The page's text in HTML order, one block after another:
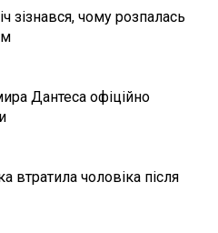
зізнався, чому розпалась
Дантеса офіційно
втратила чоловіка після